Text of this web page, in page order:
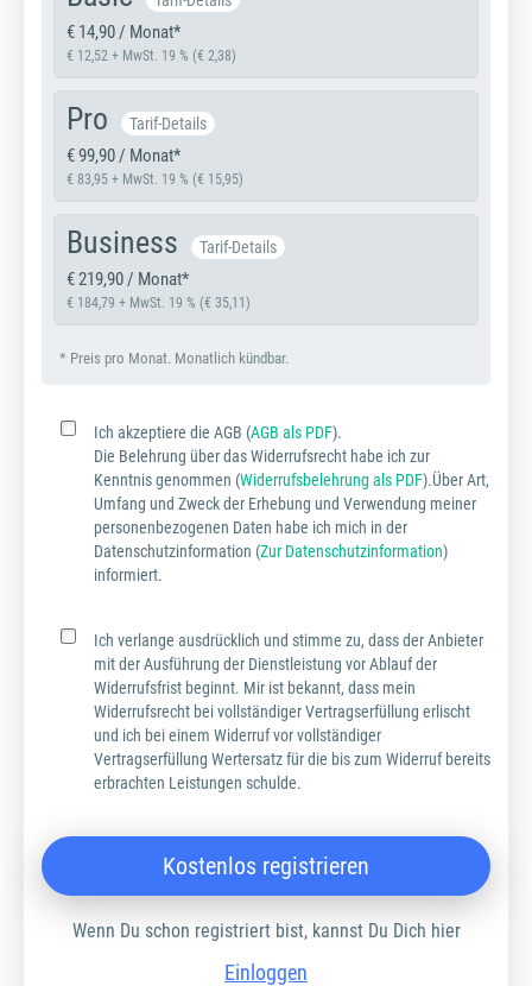
€ 14,90 / Monat*
€ 12,52 + MwSt. 19 % (€ 2,38)
Pro Tarif-Details
€ 99,90 / Monat*
€ 83,95 + MwSt. 19 % (€ 15,95)
Business Tarif-Details
€ 219,90 / Monat*
€ 184,79 + MwSt. 19 % (€ 35,11)
* Preis pro Monat. Monatlich kündbar.
Ich akzeptiere die AGB (AGB als PDF).
Die Belehrung über das Widerrufsrecht habe ich zur
Kenntnis genommen (Widerrufsbelehrung als PDF).Über Art,
Umfang und Zweck der Erhebung und Verwendung meiner
personenbezogenen Daten habe ich mich in der
Datenschutzinformation (Zur Datenschutzinformation)
informiert.
Ich verlange ausdrücklich und stimme zu, dass der Anbieter
mit der Ausführung der Dienstleistung vor Ablauf der
Widerrufsfrist beginnt. Mir ist bekannt, dass mein
Widerrufsrecht bei vollständiger Vertragserfüllung erlischt
und ich bei einem Widerruf vor vollständiger
Vertragserfüllung Wertersatz für die bis zum Widerruf bereits
erbrachten Leistungen schulde.
Kostenlos registrieren
Wenn Du schon registriert bist, kannst Du Dich hier
Einloggen